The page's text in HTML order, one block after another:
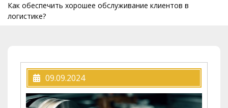
Как обеспечить хорошее обслуживание клиентов в
логистике?
09.09.2024